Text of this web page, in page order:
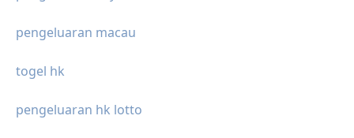
pengeluaran macau
togel hk
pengeluaran hk lotto